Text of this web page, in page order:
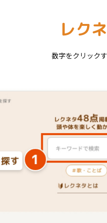
レク
数字をクリック